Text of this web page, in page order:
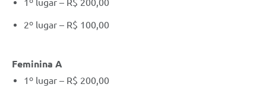
1º lugar – R$ 200,00
2º lugar – R$ 100,00
Feminina A
1º lugar – R$ 200,00